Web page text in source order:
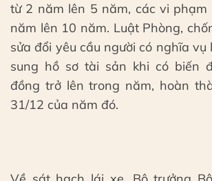
từ 2 năm lên 5 năm, các vi
năm lên 10 năm. Luật Phòng,
sửa đổi yêu cầu người có nghĩa vụ
sung hồ sơ tài sản khi có biến
đồng trở lên trong năm, hoàn
31/12 của năm đó.